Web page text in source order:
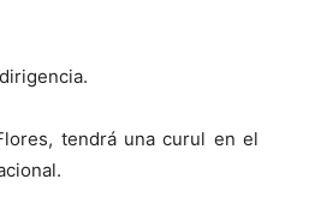
tendrá una curul en el